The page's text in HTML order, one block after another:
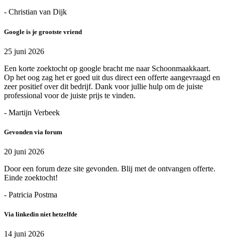
- Christian van Dijk
Google is je grootste vriend
25 juni 2026
Een korte zoektocht op google bracht me naar Schoonmaakkaart.
Op het oog zag het er goed uit dus direct een offerte aangevraagd en
zeer positief over dit bedrijf. Dank voor jullie hulp om de juiste
professional voor de juiste prijs te vinden.
- Martijn Verbeek
Gevonden via forum
20 juni 2026
Door een forum deze site gevonden. Blij met de ontvangen offerte.
Einde zoektocht!
- Patricia Postma
Via linkedin niet hetzelfde
14 juni 2026